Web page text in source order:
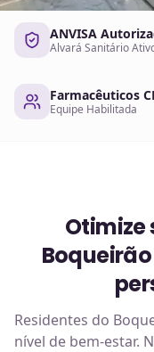
ANVISA
Alvará Sanitário
Farmacêuticos
Equipe Habilitada
Residentes do
nível de bem-estar.